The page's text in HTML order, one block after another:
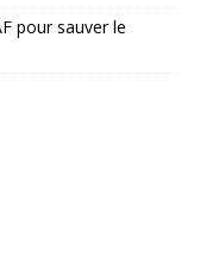
pour sauver le